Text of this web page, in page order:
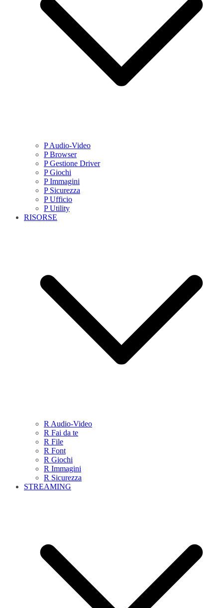
P Audio-Video
P Browser
P Gestione Driver
P Giochi
P Immagini
P Sicurezza
P Ufficio
P Utility
RISORSE
R Audio-Video
R Fai da te
R File
R Font
R Giochi
R Immagini
R Sicurezza
STREAMING